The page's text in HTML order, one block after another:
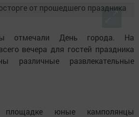
отмечали День города. На
вечера для гостей праздника
различные развлекательные
юные камполянцы